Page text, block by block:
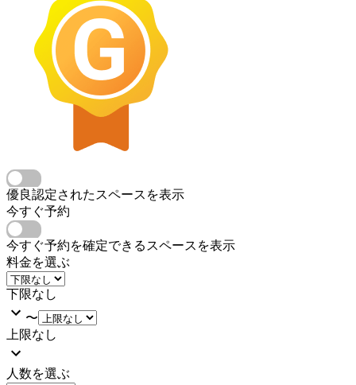
優良認定されたスペースを表示
今すぐ予約
今すぐ予約を確定できるスペースを表示
料金を選ぶ
下限なし
〜
上限なし
人数を選ぶ